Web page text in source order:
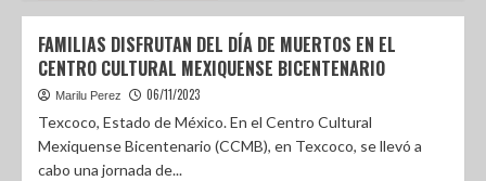
FAMILIAS DISFRUTAN DEL DÍA DE MUERTOS EN EL
CENTRO CULTURAL MEXIQUENSE BICENTENARIO
Marilu Perez 06/11/2023
Texcoco, Estado de México. En el Centro Cultural
Mexiquense Bicentenario (CCMB), en Texcoco, se llevó a
cabo una jornada de...